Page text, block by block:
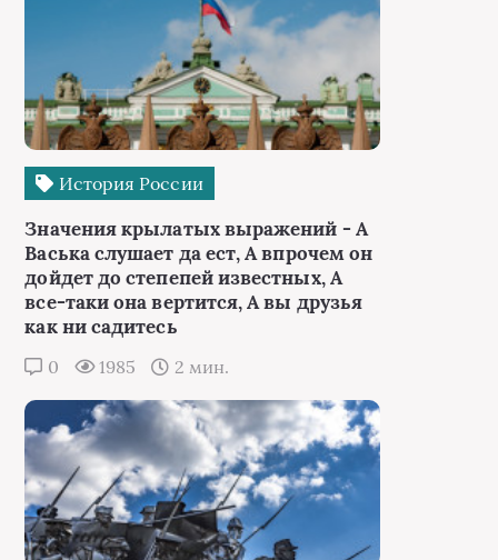
История России
Значения крылатых выражений - А
Васька слушает да ест, А впрочем он
дойдет до степепей известных, А
все-таки она вертится, А вы друзья
как ни садитесь
0 1985 2 мин.